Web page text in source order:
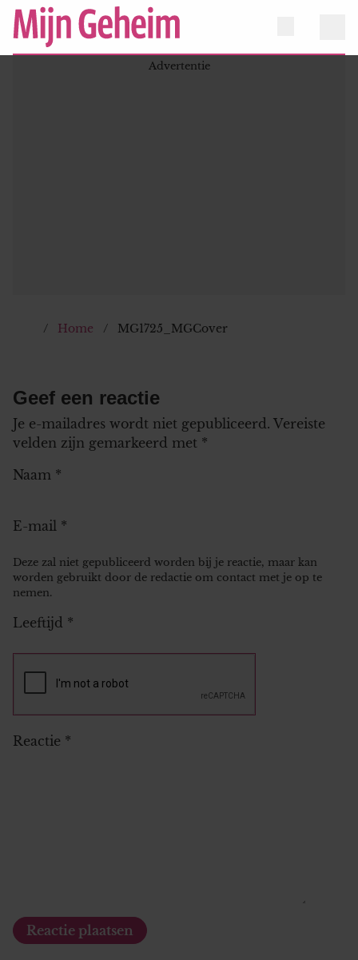
Home MG1725_MGCover
Geef een reactie
Je e-mailadres wordt niet gepubliceerd. Vereiste
velden zijn gemarkeerd met *
Naam *
E-mail *
Deze zal niet gepubliceerd worden bij je reactie, maar kan
worden gebruikt door de redactie om contact met je op te
nemen.
Leeftijd *
Reactie *